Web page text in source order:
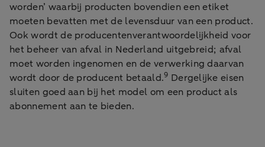
worden’ waarbij producten bovendien een etiket
moeten bevatten met de levensduur van een product.
Ook wordt de producentenverantwoordelijkheid voor
het beheer van afval in Nederland uitgebreid; afval
moet worden ingenomen en de verwerking daarvan
wordt door de producent betaald.9 Dergelijke eisen
sluiten goed aan bij het model om een product als
abonnement aan te bieden.